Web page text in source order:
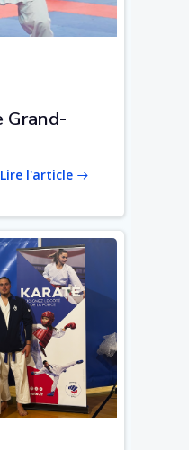
Grand-
Lire l'article